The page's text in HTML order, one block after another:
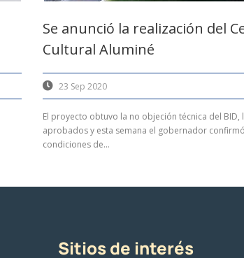
Se anunció la realización del
Cultural Aluminé
23 Sep 2020
El proyecto obtuvo la no objeción técnica del BID,
aprobados y esta semana el gobernador
condiciones de...
Sitios de interés